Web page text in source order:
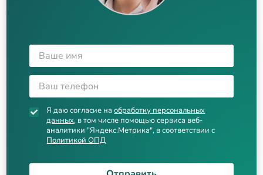
Я даю согласие наобработку персональных
данных, в том числе помощью сервиса веб-
аналитики "Яндекс.Метрика", в соответствии с
Политикой ОПД